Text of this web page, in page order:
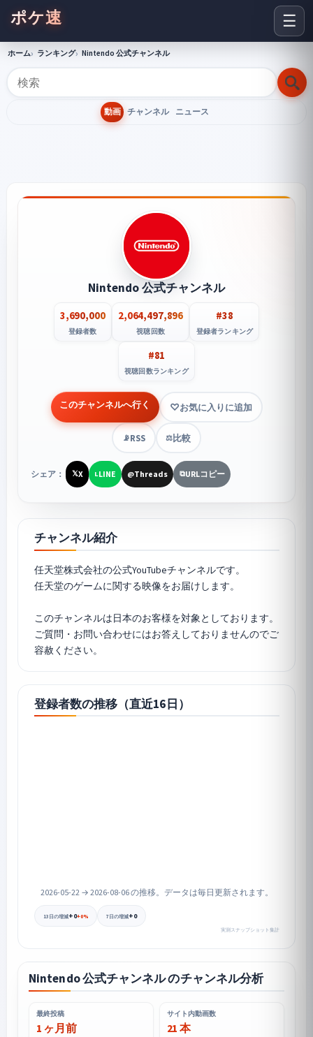
☰
ポケ速
ホーム ランキング Nintendo 公式チャンネル
動画 チャンネル ニュース
Nintendo 公式チャンネル
3,690,000
登録者数
2,064,497,896
視聴回数
#38
登録者ランキング
#81
視聴回数ランキング
このチャンネルへ行く お気に入りに追加
📡RSS ⚖️比較
シェア： 𝕏X LLINE @Threads ⧉URLコピー
チャンネル紹介
任天堂株式会社の公式YouTubeチャンネルです。
任天堂のゲームに関する映像をお届けします。
このチャンネルは日本のお客様を対象としております。
ご質問・お問い合わせにはお答えしておりませんのでご
容赦ください。
登録者数の推移（直近16日）
2026-05-22 → 2026-08-06 の推移。データは毎日更新されます。
13日の増減+0+0% 7日の増減+0
実測スナップショット集計
Nintendo 公式チャンネル のチャンネル分析
最終投稿
1 ヶ月前
サイト内動画数
21 本